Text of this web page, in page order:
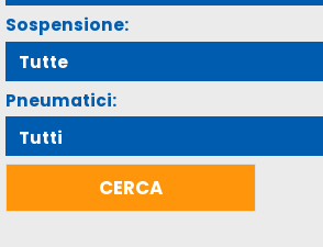
Sospensione:
Pneumatici: